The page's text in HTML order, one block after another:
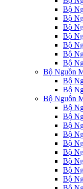
Bộ
Bộ
Bộ
Bộ
Bộ
Bộ
Bộ
Bộ Nguồn
Bộ
Bộ
Bộ Nguồn
Bộ
Bộ
Bộ
Bộ
Bộ
Bộ
Bộ
Bộ
Bộ